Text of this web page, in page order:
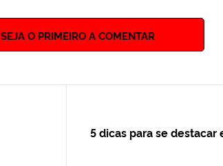
SEJA O PRIMEIRO A COMENTAR
5 dicas para se destacar